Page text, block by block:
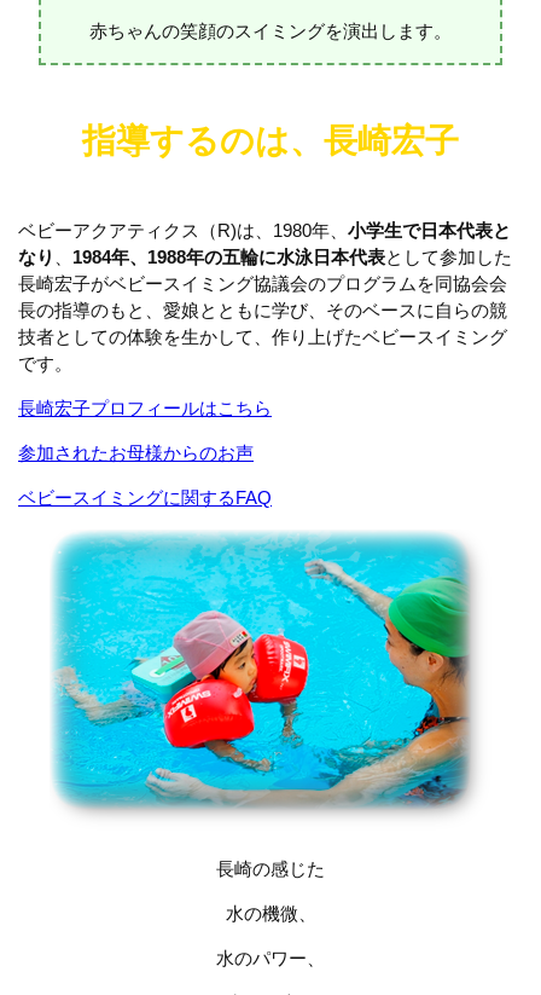
赤ちゃんの笑顔のスイミングを演出します。
指導するのは、長崎宏子
ベビーアクアティクス（R)は、1980年、 小学生で日本代表と
なり
1984年、1988年の五輪に水泳日本代表として参加した
長崎宏子がベビースイミング協議会のプログラムを同協会会
長の指導のもと、愛娘とともに学び、そのベースに自らの競
技者としての体験を生かして、作り上げたベビースイミング
です。
長崎宏子プロフィールはこちら
参加されたお母様からのお声
ベビースイミングに関するFAQ
長崎の感じた
水の機微、
水のパワー、